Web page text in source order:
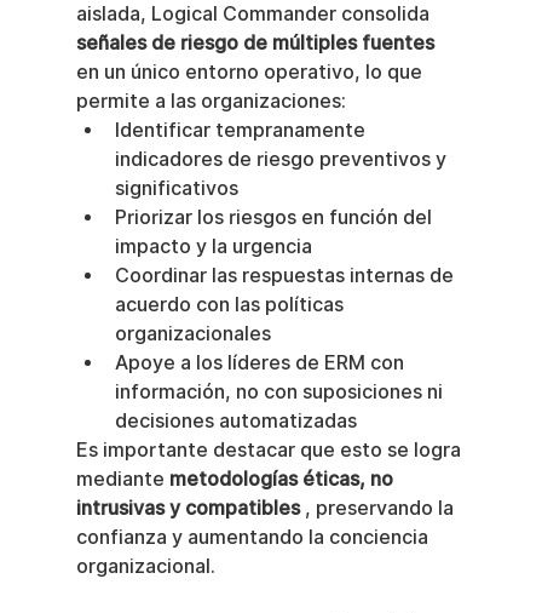
aislada, Logical Commander consolida
señales de riesgo de múltiples fuentes
en un único entorno operativo, lo que
permite a las organizaciones:
Identificar tempranamente
indicadores de riesgo preventivos y
significativos
Priorizar los riesgos en función del
impacto y la urgencia
Coordinar las respuestas internas de
acuerdo con las políticas
organizacionales
Apoye a los líderes de ERM con
información, no con suposiciones ni
decisiones automatizadas
Es importante destacar que esto se logra
mediante metodologías éticas, no
intrusivas y compatibles , preservando la
confianza y aumentando la conciencia
organizacional.